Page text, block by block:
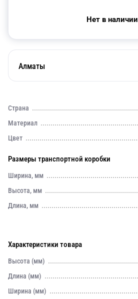
Нет в наличии
Алматы
Страна
Материал
Цвет
Размеры транспортной коробки
Ширина, мм
Высота, мм
Длина, мм
Характеристики товара
Высота (мм)
Длина (мм)
Ширина (мм)